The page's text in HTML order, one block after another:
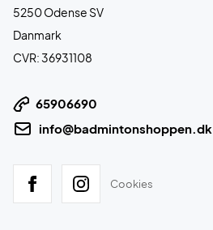
5250 Odense SV
Danmark
CVR: 36931108
65906690
info@badmintonshoppen.dk
Cookies